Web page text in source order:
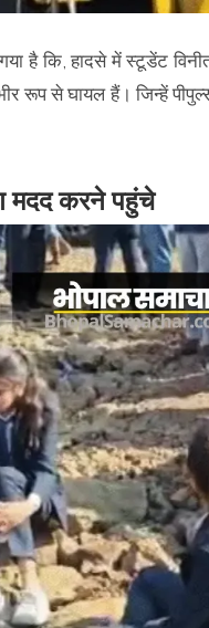
है कि, हादसे में स्टूडेंट
रूप से घायल हैं। जिन्हें
मदद करने पहुंचे